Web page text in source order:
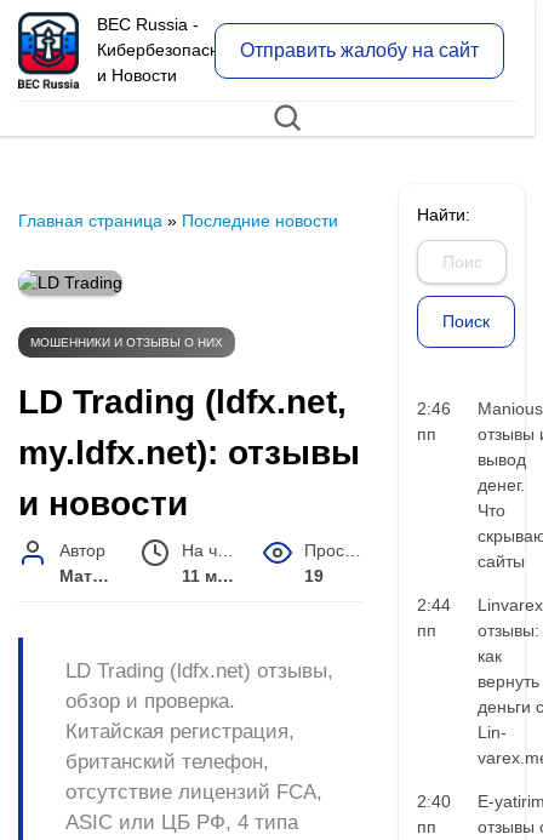
BEC Russia -
Кибербезопасность
и Новости
Отправить жалобу на сайт
Главная страница » Последние новости
МОШЕННИКИ И ОТЗЫВЫ О НИХ
LD Trading (ldfx.net,
my.ldfx.net): отзывы
и новости
Автор
Матвей Иванов
11 мин.
19
LD Trading (ldfx.net) отзывы,
обзор и проверка.
Китайская регистрация,
британский телефон,
отсутствие лицензий FCA,
ASIC или ЦБ РФ, 4 типа
Найти:
2:46
пп
Manious
отзывы
вывод
денег.
Что
сайты
2:44
пп
Linvarex
отзывы:
как
вернуть
деньги с
Lin-
2:40
пп
E-
отзывы